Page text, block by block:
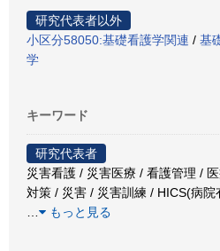
研究代表者以外
小区分58050:基礎看護学関連 / 基
学
キーワード
研究代表者
災害看護 / 災害医療 / 看護管理 /
対策 / 災害 / 災害訓練 / HICS(病
もっと見る